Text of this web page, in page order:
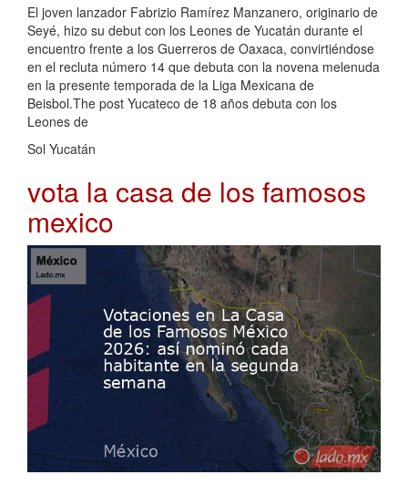
El joven lanzador Fabrizio Ramírez Manzanero, originario de
Seyé, hizo su debut con los Leones de Yucatán durante el
encuentro frente a los Guerreros de Oaxaca, convirtiéndose
en el recluta número 14 que debuta con la novena melenuda
en la presente temporada de la Liga Mexicana de
Beisbol.The post Yucateco de 18 años debuta con los
Leones de
Sol Yucatán
vota la casa de los famosos
mexico